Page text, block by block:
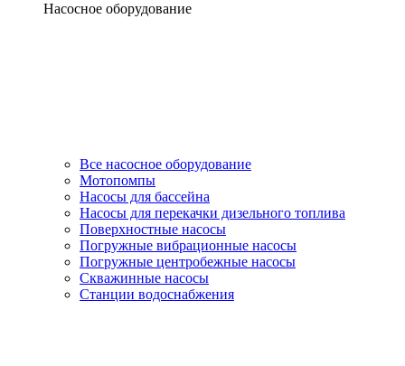
Насосное оборудование
Все насосное оборудование
Мотопомпы
Насосы для бассейна
Насосы для перекачки дизельного топлива
Поверхностные насосы
Погружные вибрационные насосы
Погружные центробежные насосы
Скважинные насосы
Станции водоснабжения